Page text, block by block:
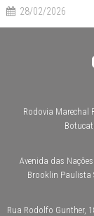
28/02/2026
Rodovia Marechal
Avenida das
Brooklin Paulista
Rua Rodolfo Gunther,